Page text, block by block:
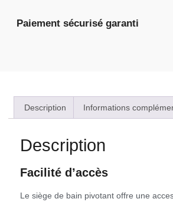
Paiement sécurisé garanti
Description Informations
Description
Facilité d’accès
Le siège de bain pivotant offre une